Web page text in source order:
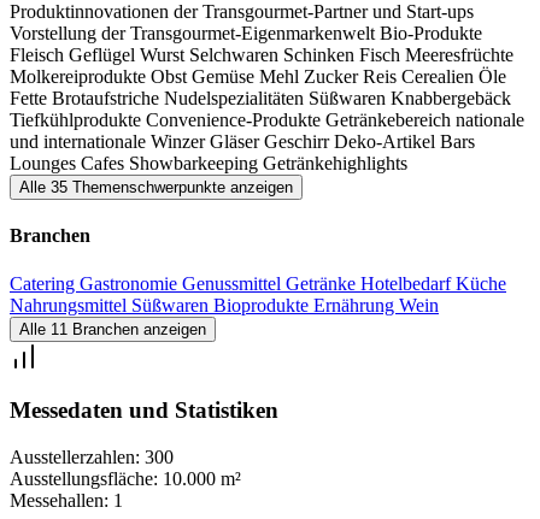
Produktinnovationen der Transgourmet-Partner und Start-ups
Vorstellung der Transgourmet-Eigenmarkenwelt Bio-Produkte
Fleisch Geflügel Wurst Selchwaren Schinken Fisch Meeresfrüchte
Molkereiprodukte Obst Gemüse Mehl ZuckerReis Cerealien Öle
Fette Brotaufstriche Nudelspezialitäten Süßwaren Knabbergebäck
Tiefkühlprodukte Convenience-Produkte Getränkebereich nationale
und internationale WinzerGläserGeschirrDeko-Artikel Bars
Lounges Cafes Showbarkeeping Getränkehighlights
Alle 35 Themenschwerpunkte anzeigen
Branchen
Catering Gastronomie Genussmittel Getränke HotelbedarfKüche
Nahrungsmittel Süßwaren Bioprodukte Ernährung Wein
Alle 11 Branchen anzeigen
Messedaten und Statistiken
Ausstellerzahlen: 300
Ausstellungsfläche: 10.000 m²
Messehallen: 1